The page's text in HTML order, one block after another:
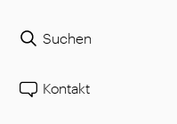
Suchen
Kontakt